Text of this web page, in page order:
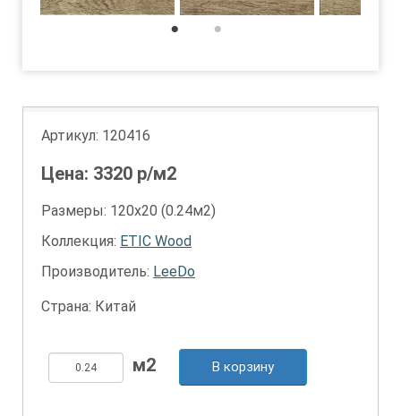
Артикул: 120416
Цена: 3320 р/м2
Размеры: 120х20 (0.24м2)
Коллекция: ETIC Wood
Производитель: LeeDo
Страна: Китай
В корзину